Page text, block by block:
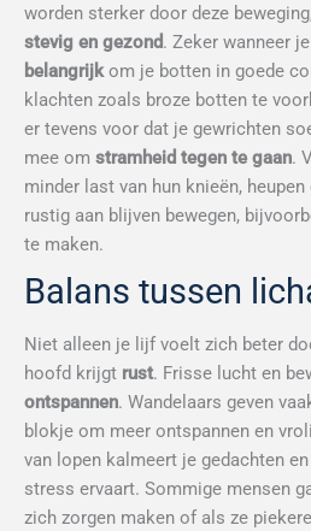
worden sterker door deze
stevig en gezond. Zeker wanneer
belangrijkom je botten in goede
klachten zoals broze botten te
er tevens voor dat je gewrichten
mee om stramheid tegen te gaan.
minder last van hun knieën,
rustig aan blijven bewegen,
te maken.
Balans tussen
Niet alleen je lijf voelt zich beter
hoofd krijgt rust. Frisse lucht en
ontspannen. Wandelaars geven
blokje om meer ontspannen en
van lopen kalmeert je gedachten
stress ervaart. Sommige mensen
zich zorgen maken of als ze